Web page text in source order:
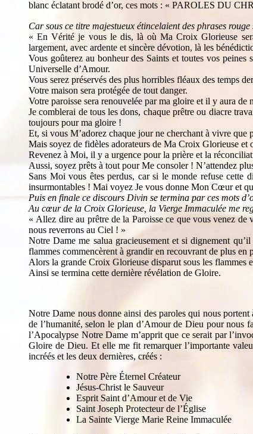
blanc éclatant brodé d’or, ces mots : « PAROLES DU
Car sous ce titre majestueux étincelaient des phrases
« En Vérité je vous le dis, là où Ma Croix Glorieuse
largement, avec ardente et sincère dévotion, là les
Vous goûterez au bonheur des Saints et toutes vos
Universelle d’Amour.
Vous serez préservés des plus horribles fléaux des temps
Votre maison sera protégée de tout danger.
Votre paroisse sera renouvelée par ma gloire et il y aura
Je comblerai de tous les dons, chaque prêtre ou diacre
toujours pour ma gloire !
Et, si vous M’adorez chaque jour ne cherchant à vivre
Mais soyez de fidèles adorateurs de Ma Croix Glorieuse
Revenez à Moi, il y a urgence pour la prière et la
Aussi, soyez prêts à tout pour Me consoler ! N’attendez
Sans Moi vous êtes perdus, car si le monde refuse cette
insurmontables ! Mai voyez Je vous donne Mon Cœur et
Puis en finale ce discours Divin se termina par ces mots
Au cœur de la Croix Glorieuse, la Vierge Immaculée me
« Allez dire au prêtre de la Paroisse ce que vous venez
nous reverrons au Ciel ! »
Notre Dame me salua gracieusement et si dignement
flammes commencèrent à grandir en recouvrant de plus
Alors la grande Croix Glorieuse disparut sous les flammes
Ainsi se termina cette dernière révélation de Gloire.
Notre Dame nous donne ainsi des paroles qui nous
de l’humanité, selon le plan d’Amour de Dieu pour nous
l’Apocalypse Notre Dame m’apprit que ce serait par
Gloire de Dieu. Et elle me fit remarquer l’importante
incréés et les deux dernières, créés :
Notre Père Éternel Créateur
Jésus-Christ le Sauveur
Esprit Saint d’Amour et de Vie
Saint Joseph Protecteur de l’Église
La Sainte Vierge Marie Reine Immaculée